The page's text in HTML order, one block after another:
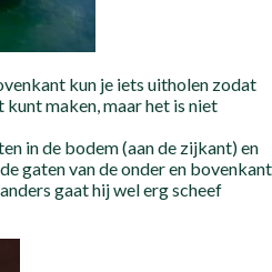
kun je iets uitholen zodat
maken, maar het is niet
in de bodem (aan de zijkant) en
gaten van de onder en bovenkant
gaat hij wel erg scheef